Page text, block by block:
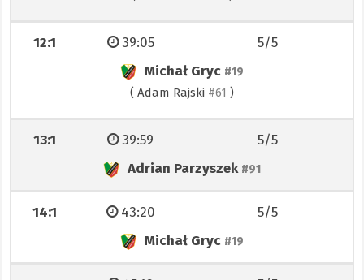
12:1
Michał Gryc #19
( Adam Rajski #61 )
5/5
39:05
13:1
Adrian Parzyszek #91
5/5
39:59
14:1
Michał Gryc #19
5/5
43:20